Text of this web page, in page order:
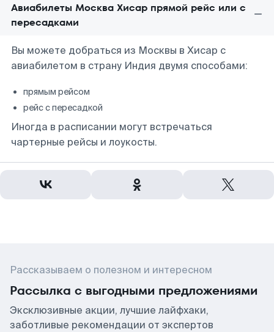
Авиабилеты Москва Хисар прямой рейс или с
пересадками
Вы можете добраться из Москвы в Хисар с
авиабилетом в страну Индия двумя способами:
прямым рейсом
рейс с пересадкой
Иногда в расписании могут встречаться
чартерные рейсы и лоукосты.
Рассказываем о полезном и интересном
Рассылка с выгодными предложениями
Эксклюзивные акции, лучшие лайфхаки,
заботливые рекомендации от экспертов